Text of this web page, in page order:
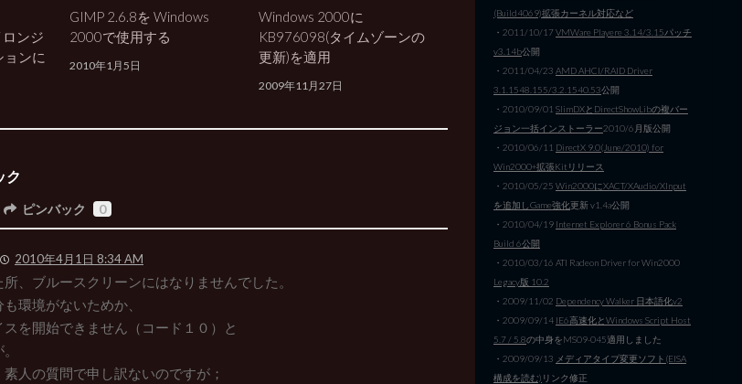
ンジ
ョンに
GIMP 2.6.8を Windows
2000で使用する
2010年1月5日
Windows 2000に
KB976098(タイムゾーンの
更新)を適用
2009年11月27日
ク
ピンバック 0
2010年4月1日 8:34 AM
所、ブルースクリーンにはなりませんでした。
環境がないためか、
スを開始できません（コード１０）と
素人の質問で申し訳ないのですが；
(Build4069)拡張カーネル対応など
・2011/10/17VMWare Playere 3.14/3.15パッチ
v3.14b公開
・2011/04/23 AMD AHCI/RAID Driver
3.1.1548.155/3.2.1540.53公開
・2010/09/01 SlimDXとDirectShowLibの複バー
ジョン一括インストーラー2010/6月版公開
・2010/06/11 DirectX 9.0(June/2010) for
Win2000+拡張Kitリリース
・2010/05/25 Win2000にXACT/XAudio/XInput
を追加しGame強化更新 v1.4a公開
・2010/04/19 Internet Explorer 6 Bonus Pack
Build 6公開
・2010/03/16 ATI Radeon Driver for Win2000
Legacy版 10.2
・2009/11/02 Dependency Walker 日本語化v2
・2009/09/14 IE6高速化とWindows Script Host
5.7 / 5.8の中身をMS09-045適用しました
・2009/09/13 メディアタイプ変更ソフト(EISA
構成を読む) リンク修正